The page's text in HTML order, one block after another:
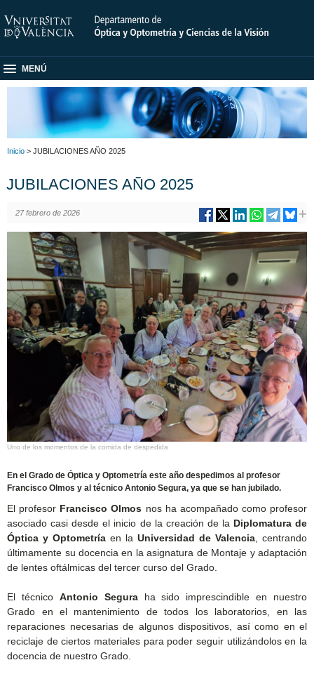
MENÚ
Inicio > JUBILACIONES AÑO 2025
JUBILACIONES AÑO 2025
27 febrero de 2026
Uno de los momentos de la comida de despedida
En el Grado de Óptica y Optometría este año despedimos al profesor
Francisco Olmos y al técnico Antonio Segura, ya que se han jubilado.
El profesor Francisco Olmos nos ha acompañado como profesor
asociado casi desde el inicio de la creación de la Diplomatura de
Óptica y Optometría en laUniversidad de Valencia , centrando
últimamente su docencia en la asignatura de Montaje y adaptación
de lentes oftálmicas del tercer curso del Grado.
El técnico Antonio Seguraha sido imprescindible en nuestro
Grado en el mantenimiento de todos los laboratorios, en las
reparaciones necesarias de algunos dispositivos, así como en el
reciclaje de ciertos materiales para poder seguir utilizándolos en la
docencia de nuestro Grado.